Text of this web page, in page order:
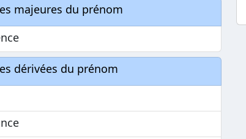
majeures du prénom
dérivées du prénom